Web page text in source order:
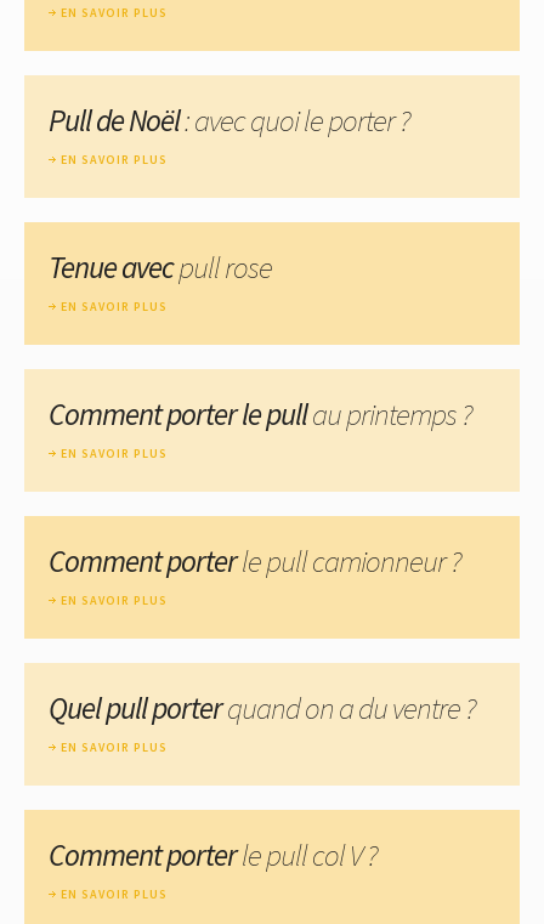
EN SAVOIR PLUS
Pull de Noël: avec quoi le porter ?
EN SAVOIR PLUS
Tenue avecpull rose
EN SAVOIR PLUS
Comment porter le pullau printemps ?
EN SAVOIR PLUS
Comment porterle pull camionneur ?
EN SAVOIR PLUS
Quel pull porterquand on a du ventre ?
EN SAVOIR PLUS
Comment porterle pull col V ?
EN SAVOIR PLUS